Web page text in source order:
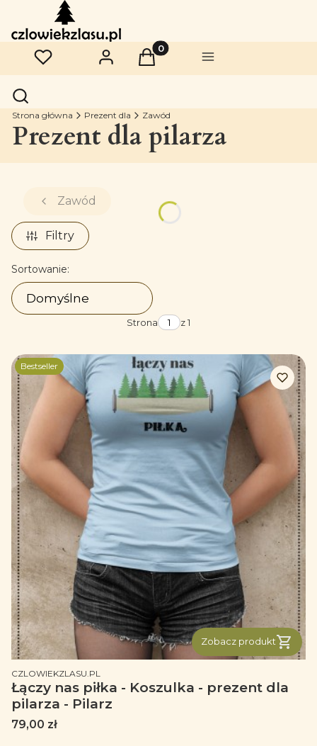
Ulubione Zaloguj sięProdukty w koszyku: 0.
Koszyk Menu
Otwórz wyszukiwarkę
Szukaj
Strona główna Prezent dla Zawód
Prezent dla pilarza
Zawód
Filtry
Lista produktów
Sortowanie:
Domyślne
Strona z 1
Bestseller
Zobacz produkt
PRODUCENT
CZLOWIEKZLASU.PL
Łączy nas piłka - Koszulka - prezent dla
pilarza - Pilarz
Cena
79,00 zł